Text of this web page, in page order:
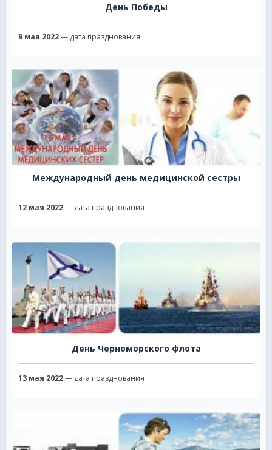
День Победы
9 мая 2022— дата празднования
Международный день медицинской сестры
12 мая 2022— дата празднования
День Черноморского флота
13 мая 2022— дата празднования